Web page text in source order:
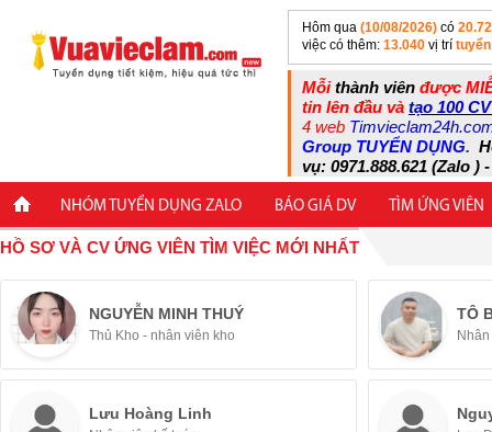
Hôm qua (10/08/2026) có
việc có thêm: 13.040 vị trí
Mỗithành viên được
tin lên đầu và tạo 100
4 web
Group TUYỂN DỤNG.
vụ: 0971.888.621 (Zalo )
NHÓM TUYỂN DỤNG ZALO BÁO GIÁ DV TÌM ỨNG VIÊN
HỒ SƠ VÀ CV ỨNG VIÊN TÌM VIỆC MỚI NHẤT
NGUYỄN MINH THUÝ
Thủ Kho - nhân viên kho
TÔ
Lưu Hoàng Linh